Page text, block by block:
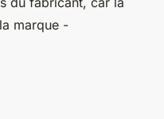
marque -